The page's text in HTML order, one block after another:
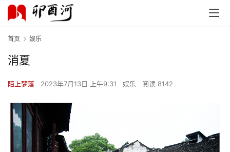
首页 娱乐
消夏
陌上梦落 2023年7月13日 上午9:31 娱乐 阅读 8142